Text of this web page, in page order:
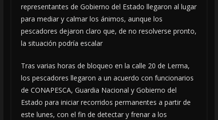
representantes de Gobierno del Estado llegaron al lugar
para mediar y calmar los ánimos, aunque los
pescadores dejaron claro que, de no resolverse pronto,
la situación podría escalar
Tras varias horas de bloqueo en la calle 20 de Lerma,
los pescadores llegaron a un acuerdo con funcionarios
de CONAPESCA, Guardia Nacional y Gobierno del
Estado para iniciar recorridos permanentes a partir de
este lunes, con el fin de detectar y frenar a los